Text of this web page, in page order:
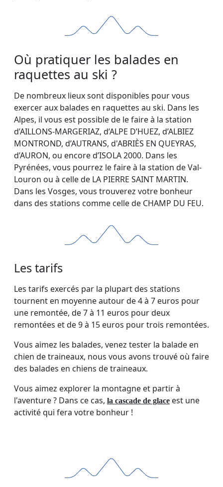
Où pratiquer les balades en
raquettes au ski ?
De nombreux lieux sont disponibles pour vous
exercer aux balades en raquettes au ski. Dans les
Alpes, il vous est possible de le faire à la station
d’AILLONS-MARGERIAZ, d’ALPE D’HUEZ, d’ALBIEZ
MONTROND, d’AUTRANS, d'ABRIÈS EN QUEYRAS,
d’AURON, ou encore d’ISOLA 2000. Dans les
Pyrénées, vous pourrez le faire à la station de Val-
Louron ou à celle de LA PIERRE SAINT MARTIN.
Dans les Vosges, vous trouverez votre bonheur
dans des stations comme celle de CHAMP DU FEU.
Les tarifs
Les tarifs exercés par la plupart des stations
tournent en moyenne autour de 4 à 7 euros pour
une remontée, de 7 à 11 euros pour deux
remontées et de 9 à 15 euros pour trois remontées.
Vous aimez les balades, venez tester la balade en
chien de traineaux, nous vous avons trouvé où faire
des balades en chiens de traineaux.
Vous aimez explorer la montagne et partir à
l'aventure ? Dans ce cas, la cascade de glace est une
activité qui fera votre bonheur !